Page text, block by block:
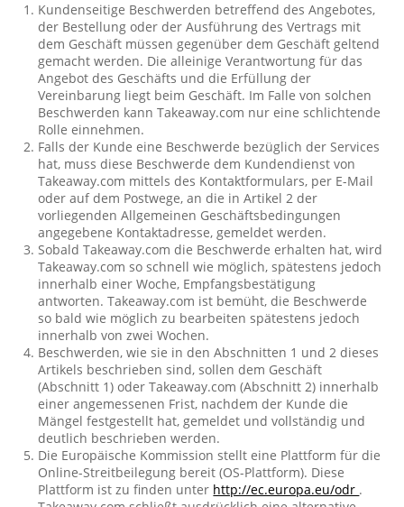
Kundenseitige Beschwerden betreffend des Angebotes,
der Bestellung oder der Ausführung des Vertrags mit
dem Geschäft müssen gegenüber dem Geschäft geltend
gemacht werden. Die alleinige Verantwortung für das
Angebot des Geschäfts und die Erfüllung der
Vereinbarung liegt beim Geschäft. Im Falle von solchen
Beschwerden kann Takeaway.com nur eine schlichtende
Rolle einnehmen.
Falls der Kunde eine Beschwerde bezüglich der Services
hat, muss diese Beschwerde dem Kundendienst von
Takeaway.com mittels des Kontaktformulars, per E-Mail
oder auf dem Postwege, an die in Artikel 2 der
vorliegenden Allgemeinen Geschäftsbedingungen
angegebene Kontaktadresse, gemeldet werden.
Sobald Takeaway.com die Beschwerde erhalten hat, wird
Takeaway.com so schnell wie möglich, spätestens jedoch
innerhalb einer Woche, Empfangsbestätigung
antworten. Takeaway.com ist bemüht, die Beschwerde
so bald wie möglich zu bearbeiten spätestens jedoch
innerhalb von zwei Wochen.
Beschwerden, wie sie in den Abschnitten 1 und 2 dieses
Artikels beschrieben sind, sollen dem Geschäft
(Abschnitt 1) oder Takeaway.com (Abschnitt 2) innerhalb
einer angemessenen Frist, nachdem der Kunde die
Mängel festgestellt hat, gemeldet und vollständig und
deutlich beschrieben werden.
Die Europäische Kommission stellt eine Plattform für die
Online-Streitbeilegung bereit (OS-Plattform). Diese
Plattform ist zu finden unter http://ec.europa.eu/odr .